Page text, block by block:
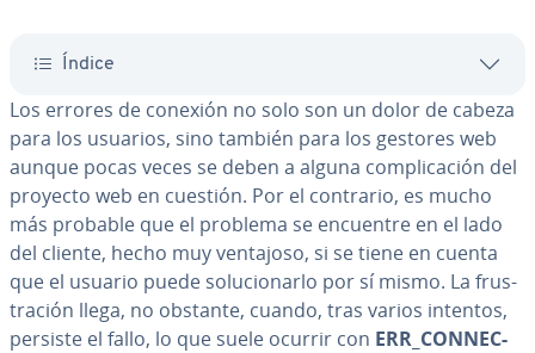
Índice
Los errores de conexión no solo son un dolor de cabeza
para los usuarios, sino también para los gestores web
aunque pocas veces se deben a alguna co­m­pli­ca­ción del
proyecto web en cuestión. Por el contrario, es mucho
más probable que el problema se encuentre en el lado
del cliente, hecho muy ventajoso, si se tiene en cuenta
que el usuario puede so­lu­cio­nar­lo por sí mismo. La fru­s­
tra­ción llega, no obstante, cuando, tras varios intentos,
persiste el fallo, lo que suele ocurrir con ERR_CO­N­NE­C­